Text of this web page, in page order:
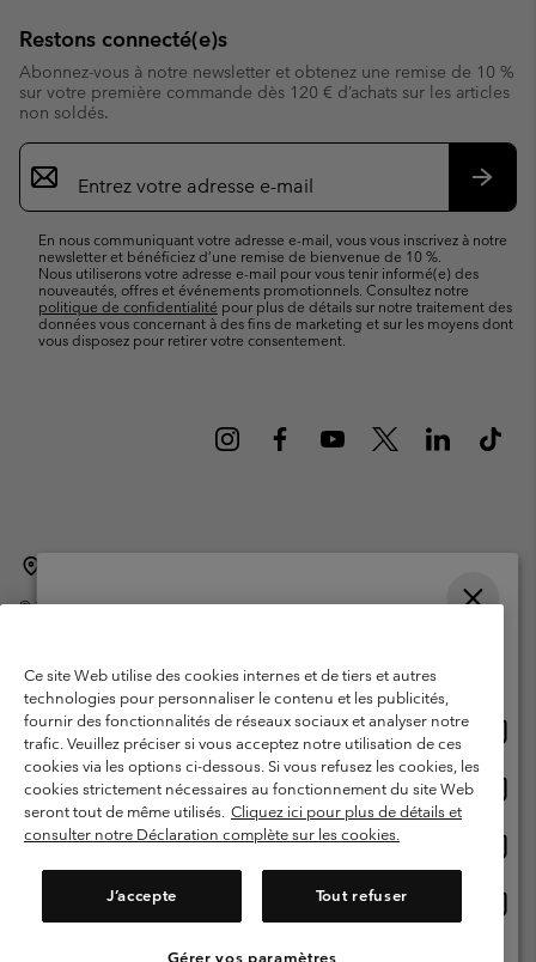
Restons connecté(e)s
Abonnez-vous à notre newsletter et obtenez une remise de 10 %
sur votre première commande dès 120 € d’achats sur les articles
non soldés.
Inscription
par
e-
En nous communiquant votre adresse e-mail, vous vous inscrivez à notre
newsletter et bénéficiez d’une remise de bienvenue de 10 %.
Nous utiliserons votre adresse e-mail pour vous tenir informé(e) des
nouveautés, offres et événements promotionnels. Consultez notre
politique de confidentialité pour plus de détails sur notre traitement des
données vous concernant à des fins de marketing et sur les moyens dont
vous disposez pour retirer votre consentement.
©2026Columbia Sportswear International Sarl. Avenue des Morgines, 12
Garanties Légales
Politique de confidentialité
Conditions d'utilisation - Membres
Conditions D'utilisation - Contenu généré par l'utilisateur
Impressum
Cookies
Ce site Web utilise des cookies internes et de tiers et autres
technologies pour personnaliser le contenu et les publicités,
fournir des fonctionnalités de réseaux sociaux et analyser notre
trafic. Veuillez préciser si vous acceptez notre utilisation de ces
cookies via les options ci-dessous. Si vous refusez les cookies, les
cookies strictement nécessaires au fonctionnement du site Web
seront tout de même utilisés. Cliquez ici pour plus de détails et
consulter notre Déclaration complète sur les cookies.
J’accepte Tout refuser
Achats en ligne disponibles
United States
ligne
Belgium-English
ligne
Belgium-Français
ligne
Belgium-Dutch